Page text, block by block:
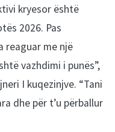
kryesor është
2026. Pas
reaguar me një
vazhdimi i punës”,
I kuqezinjve. “Tani
dhe për t’u përballur